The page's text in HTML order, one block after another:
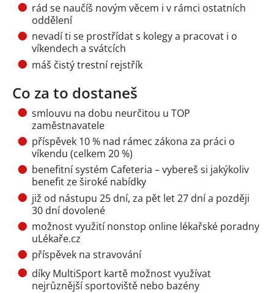
rád se naučíš novým věcem i v rámci ostatních
oddělení
nevadí ti se prostřídat s kolegy a pracovat i o
víkendech a svátcích
máš čistý trestní rejstřík
Co za to dostaneš
smlouvu na dobu neurčitou u TOP
zaměstnavatele
příspěvek 10 % nad rámec zákona za práci o
víkendu (celkem 20 %)
benefitní systém Cafeteria – vybereš si jakýkoliv
benefit ze široké nabídky
již od nástupu 25 dní, za pět let 27 dní a později
30 dní dovolené
možnost využití nonstop online lékařské poradny
uLékaře.cz
příspěvek na stravování
díky MultiSport kartě možnost využívat
nejrůznější sportoviště nebo bazény